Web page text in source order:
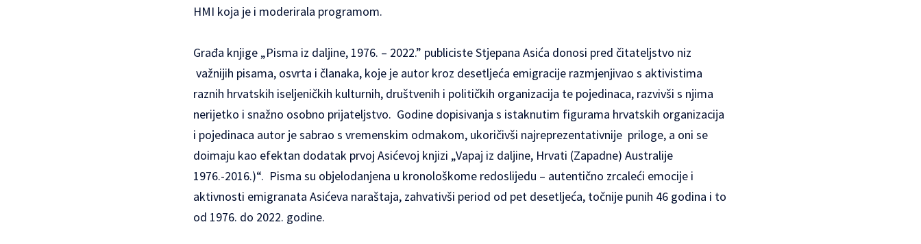
HMI koja je i moderirala programom.
Građa knjige „Pisma iz daljine, 1976. – 2022.” publiciste Stjepana Asića donosi pred čitateljstvo niz
važnijih pisama, osvrta i članaka, koje je autor kroz desetljeća emigracije razmjenjivao s aktivistima
raznih hrvatskih iseljeničkih kulturnih, društvenih i političkih organizacija te pojedinaca, razvivši s njima
nerijetko i snažno osobno prijateljstvo. Godine dopisivanja s istaknutim figurama hrvatskih organizacija
i pojedinaca autor je sabrao s vremenskim odmakom, ukoričivši najreprezentativnije priloge, a oni se
doimaju kao efektan dodatak prvoj Asićevoj knjizi „Vapaj iz daljine, Hrvati (Zapadne) Australije
1976.-2016.)“. Pisma su objelodanjena u kronološkome redoslijedu – autentično zrcaleći emocije i
aktivnosti emigranata Asićeva naraštaja, zahvativši period od pet desetljeća, točnije punih 46 godina i to
od 1976. do 2022. godine.